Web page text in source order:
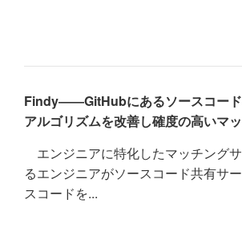
Findy――GitHubにあるソースコード
アルゴリズムを改善し確度の高いマ
エンジニアに特化したマッチング
るエンジニアがソースコード共有サ
スコードを...